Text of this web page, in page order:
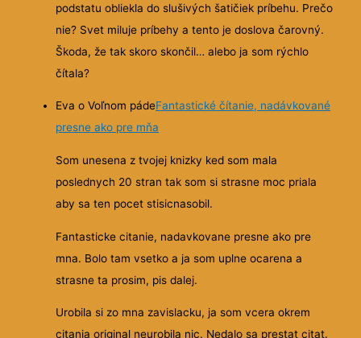
podstatu obliekla do slušivých šatičiek príbehu. Prečo
nie? Svet miluje príbehy a tento je doslova čarovný.
Škoda, že tak skoro skončil… alebo ja som rýchlo
čítala?
Eva o Voľnom pádeFantastické čítanie, nadávkované
presne ako pre mňa
Som unesena z tvojej knizky ked som mala
poslednych 20 stran tak som si strasne moc priala
aby sa ten pocet stisicnasobil.
Fantasticke citanie, nadavkovane presne ako pre
mna. Bolo tam vsetko a ja som uplne ocarena a
strasne ta prosim, pis dalej.
Urobila si zo mna zavislacku, ja som vcera okrem
citania original neurobila nic. Nedalo sa prestat citat.